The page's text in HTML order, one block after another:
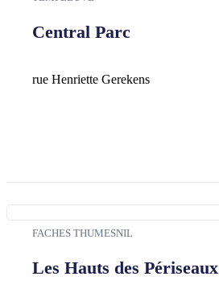
Central Parc
rue Henriette Gerekens
FACHES THUMESNIL
Les Hauts des Périseaux